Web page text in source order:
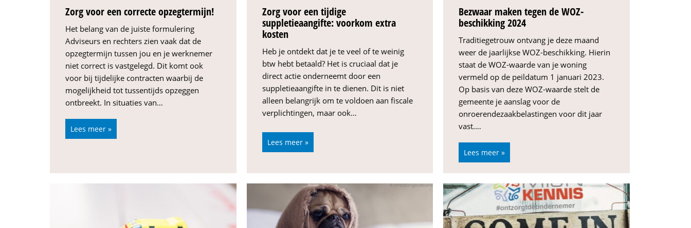
Zorg voor een correcte opzegtermijn!
Het belang van de juiste formulering
Adviseurs en rechters zien vaak dat de
opzegtermijn tussen jou en je werknemer
niet correct is vastgelegd. Dit komt ook
voor bij tijdelijke contracten waarbij de
mogelijkheid tot tussentijds opzeggen
ontbreekt. In situaties van…
Lees meer »
Zorg voor een tijdige
suppletieaangifte: voorkom extra
kosten
Heb je ontdekt dat je te veel of te weinig
btw hebt betaald? Het is cruciaal dat je
direct actie onderneemt door een
suppletieaangifte in te dienen. Dit is niet
alleen belangrijk om te voldoen aan fiscale
verplichtingen, maar ook…
Lees meer »
Bezwaar maken tegen de WOZ-
beschikking 2024
Traditiegetrouw ontvang je deze maand
weer de jaarlijkse WOZ-beschikking. Hierin
staat de WOZ-waarde van je woning
vermeld op de peildatum 1 januari 2023.
Op basis van deze WOZ-waarde stelt de
gemeente je aanslag voor de
onroerendezaakbelastingen voor dit jaar
vast.…
Lees meer »